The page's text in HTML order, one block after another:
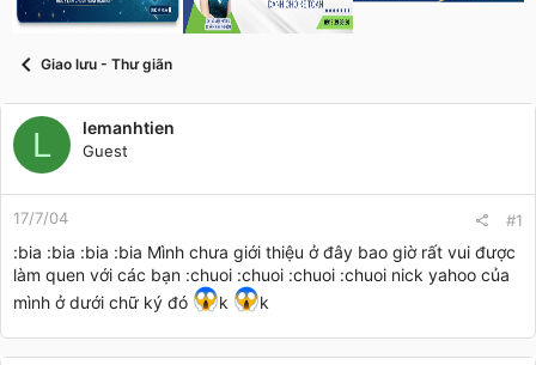
a
r
Giao lưu - Thư giãn
L lemanhtien
Guest
17/7/04 #1
:bia :bia :bia :bia Mình chưa giới thiệu ở đây bao giờ rất vui được
làm quen với các bạn :chuoi :chuoi :chuoi :chuoi nick yahoo của
mình ở dưới chữ ký đó
k k